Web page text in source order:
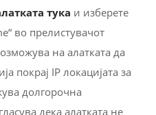
тука и изберете
во прелистувачот
на алатката да
покрај IP локацијата за
долгорочна
дека алатката не